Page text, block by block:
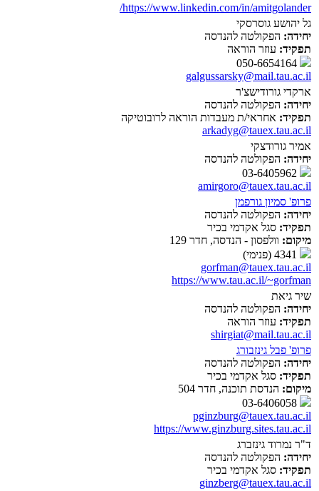
https://www.linkedin.com/in/amitgolander/
גל יהושע גוסרסקי
יחידה: הפקולטה להנדסה
תפקיד: עוזר הוראה
galgussarsky@mail.tau.ac.il
ארקדי גורודישצ'ר
יחידה: הפקולטה להנדסה
תפקיד: אחראי/ת מעבדות הוראה לרובוטיקה
arkadyg@tauex.tau.ac.il
אמיר גורודצקי
יחידה: הפקולטה להנדסה
amirgoro@tauex.tau.ac.il
פרופ' סמיון גורפמן
יחידה: הפקולטה להנדסה
תפקיד: סגל אקדמי בכיר
מיקום: וולפסון - הנדסה, חדר 129
gorfman@tauex.tau.ac.il
https://www.tau.ac.il/~gorfman
שיר גיאת
יחידה: הפקולטה להנדסה
תפקיד: עוזר הוראה
shirgiat@mail.tau.ac.il
פרופ' פבל גינזבורג
יחידה: הפקולטה להנדסה
תפקיד: סגל אקדמי בכיר
מיקום: הנדסת תוכנה, חדר 504
pginzburg@tauex.tau.ac.il
https://www.ginzburg.sites.tau.ac.il
ד"ר נמרוד גינזברג
יחידה: הפקולטה להנדסה
תפקיד: סגל אקדמי בכיר
ginzberg@tauex.tau.ac.il